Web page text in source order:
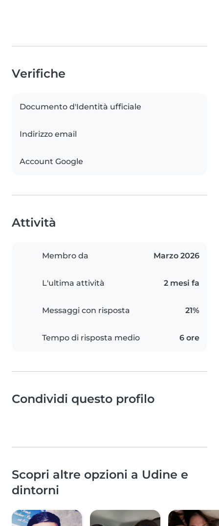
Verifiche
Documento d'Identità ufficiale
Indirizzo email
Account Google
Attività
Membro da Marzo 2026
L'ultima attività 2 mesi fa
Messaggi con risposta 21%
Tempo di risposta medio 6 ore
Condividi questo profilo
Scopri altre opzioni a Udine e
dintorni